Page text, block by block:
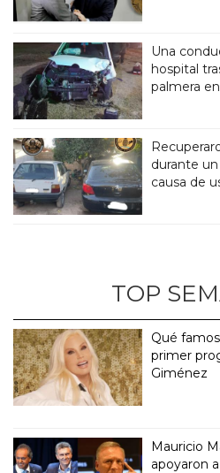
Una
hospital
palmera
durante
causa de
TOP
Qué
primer
Giménez
Mauricio
apoyaron